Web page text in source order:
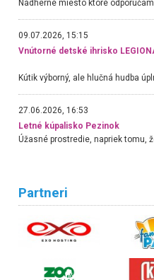
09.07.2026, 15:15
Vnútorné detské ihrisko
27.06.2026, 16:53
Letné kúpalisko Pezinok
Partneri